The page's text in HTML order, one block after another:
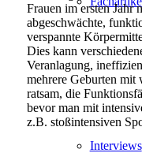
Interviews
Frauen im ersten Jahr
abgeschwächte,
verspannte
Dies kann
Veranlagung,
mehrere Geburten mit
ratsam, die
bevor man mit
z.B. stoßintensiven